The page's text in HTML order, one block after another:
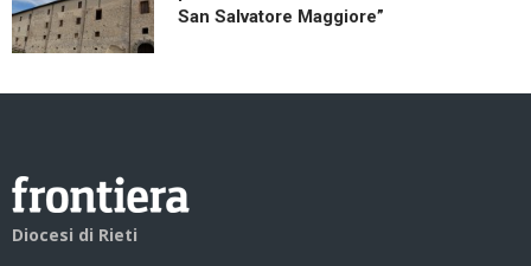
San Salvatore Maggiore”
Diocesi di Rieti